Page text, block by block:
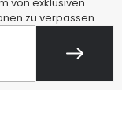
zu verpassen.